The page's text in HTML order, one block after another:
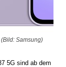
Samsung)
5G sind ab dem